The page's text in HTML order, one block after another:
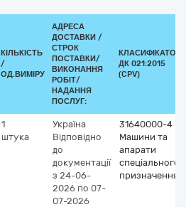
КІЛЬКІСТЬ
/
ОД.ВИМІРУ
АДРЕСА
ДОСТАВКИ /
СТРОК
ПОСТАВКИ/
ВИКОНАННЯ
РОБІТ/
НАДАННЯ
ПОСЛУГ:
КЛАСИФІКАТОР
ДК 021:2015
(CPV)
1
штука
Україна
Відповідно
до
документації
з 24-06-
2026 по 07-
07-2026
31640000-4
Машини та
апарати
спеціального
призначення